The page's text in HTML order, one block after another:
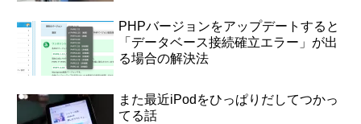
PHPバージョンをアップデートすると
「データベース接続確立エラー」が出
る場合の解決法
また最近iPodをひっぱりだしてつかっ
てる話